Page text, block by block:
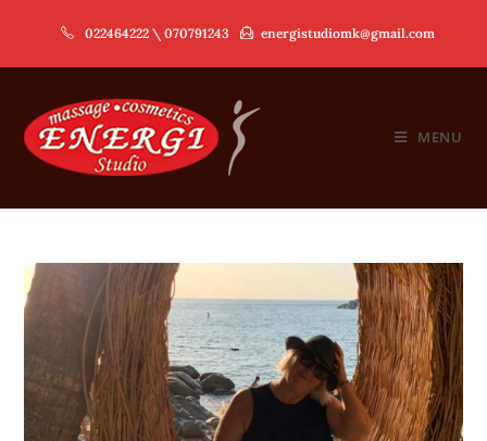
content
022464222 \ 070791243 energistudiomk@gmail.com
MENU